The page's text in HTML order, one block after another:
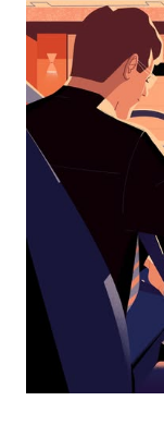
välja
ett
datum.
Tryck
på
ESC-
knappen
för
stänga
kalendern.